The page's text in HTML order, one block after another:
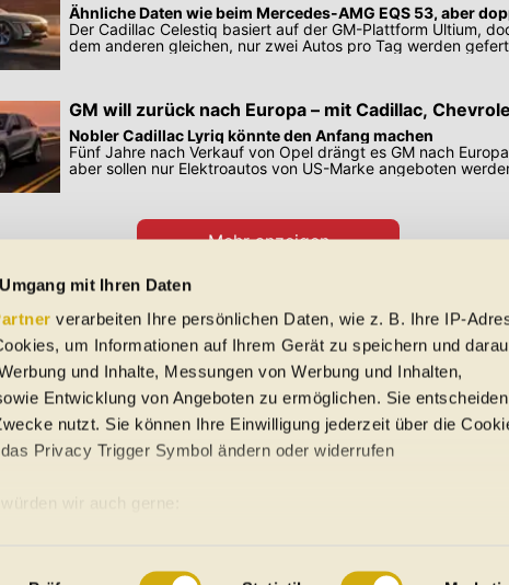
mit Ihren Daten
verarbeiten Ihre persönlichen Daten, wie z. B. Ihre IP-
um Informationen auf Ihrem Gerät zu speichern und
und Inhalte, Messungen von Werbung und Inhalten,
Entwicklung von Angeboten zu ermöglichen. Sie
nutzt. Sie können Ihre Einwilligung jederzeit über die
Privacy Trigger Symbol ändern oder widerrufen
wir auch gerne:
Ähnliche Daten wie beim Mercedes-AMG EQS 53, aber
Der Cadillac Celestiq basiert auf der GM-Plattform Ultium,
dem anderen gleichen, nur zwei Autos pro Tag werden
GM will zurück nach Europa – mit Cadillac,
Nobler Cadillac Lyriq könnte den Anfang machen
Fünf Jahre nach Verkauf von Opel drängt es GM nach
aber sollen nur Elektroautos von US-Marke angeboten
Mehr anzeigen
Preisangaben in den Meldungen gelten für Deutschland. Quelle: Auto-News
Schreibfehler und Zwischenverkauf. Hinweis: Technische Daten,
EU-Normen sowie auf Neuwagen. automobile.at übernimmt
keine Gewähr für die Richtigkeit der Angaben.